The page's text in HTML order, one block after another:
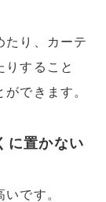
たり、カーテ
りすること
できます。
に置かない
です。